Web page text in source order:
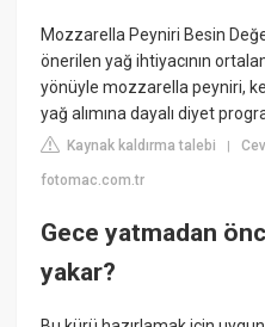
Mozzarella Peyniri Besin
önerilen yağ ihtiyacının
yönüyle mozzarella peyniri,
yağ alımına dayalı diyet
Kaynak kaldırma talebi |
fotomac.com.tr
Gece yatmadan
yakar?